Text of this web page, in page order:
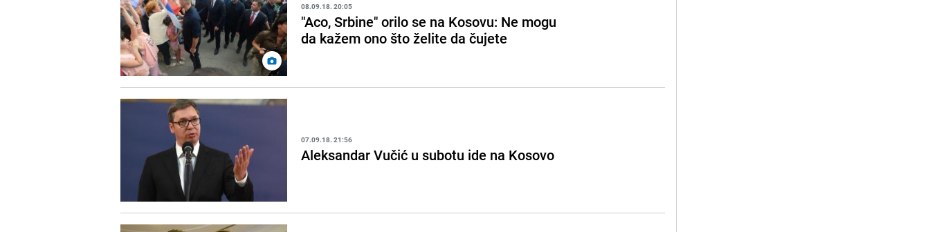
08.09.18. 20:05
"Aco, Srbine" orilo se na Kosovu: Ne mogu
da kažem ono što želite da čujete
07.09.18. 21:56
Aleksandar Vučić u subotu ide na Kosovo